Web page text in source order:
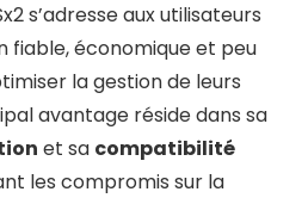
s’adresse aux utilisateurs
fiable, économique et peu
la gestion de leurs
avantage réside dans sa
et sa compatibilité
les compromis sur la